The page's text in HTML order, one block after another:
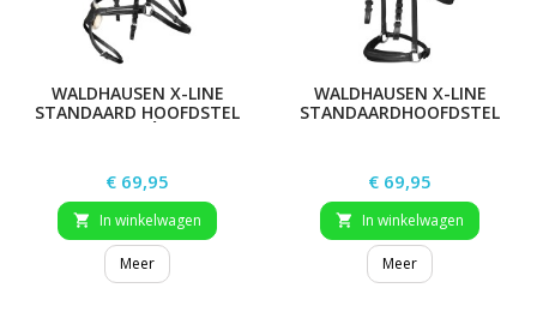
WALDHAUSEN X-LINE
STANDAARD HOOFDSTEL
Prijs
€ 69,95
 In winkelwagen
Meer
WALDHAUSEN X-LINE
STANDAARDHOOFDSTEL
Prijs
€ 69,95
 In winkelwagen
Meer